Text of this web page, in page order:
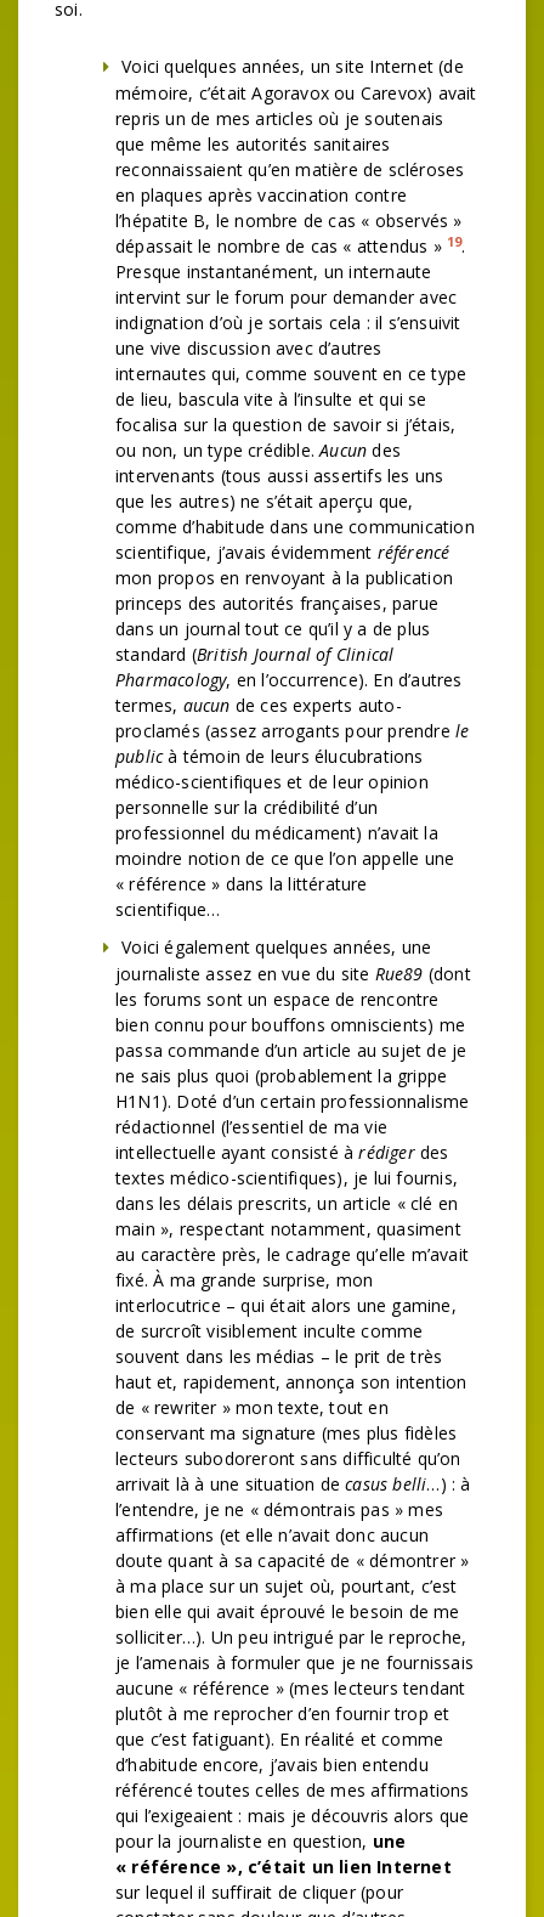
soi.
Voici quelques années, un site Internet (de
mémoire, c’était Agoravox ou Carevox) avait
repris un de mes articles où je soutenais
que même les autorités sanitaires
reconnaissaient qu’en matière de scléroses
en plaques après vaccination contre
l’hépatite B, le nombre de cas « observés »
dépassait le nombre de cas « attendus » 19.
Presque instantanément, un internaute
intervint sur le forum pour demander avec
indignation d’où je sortais cela : il s’ensuivit
une vive discussion avec d’autres
internautes qui, comme souvent en ce type
de lieu, bascula vite à l’insulte et qui se
focalisa sur la question de savoir si j’étais,
ou non, un type crédible.Aucun des
intervenants (tous aussi assertifs les uns
que les autres) ne s’était aperçu que,
comme d’habitude dans une communication
scientifique, j’avais évidemment référencé
mon propos en renvoyant à la publication
princeps des autorités françaises, parue
dans un journal tout ce qu’il y a de plus
standard (British Journal of Clinical
Pharmacology, en l’occurrence). En d’autres
termes, aucun de ces experts auto-
proclamés (assez arrogants pour prendre le
publicà témoin de leurs élucubrations
médico-scientifiques et de leur opinion
personnelle sur la crédibilité d’un
professionnel du médicament) n’avait la
moindre notion de ce que l’on appelle une
« référence » dans la littérature
scientifique…
Voici également quelques années, une
journaliste assez en vue du site Rue89 (dont
les forums sont un espace de rencontre
bien connu pour bouffons omniscients) me
passa commande d’un article au sujet de je
ne sais plus quoi (probablement la grippe
H1N1). Doté d’un certain professionnalisme
rédactionnel (l’essentiel de ma vie
intellectuelle ayant consisté àrédigerdes
textes médico-scientifiques), je lui fournis,
dans les délais prescrits, un article « clé en
main », respectant notamment, quasiment
au caractère près, le cadrage qu’elle m’avait
fixé. À ma grande surprise, mon
interlocutrice – qui était alors une gamine,
de surcroît visiblement inculte comme
souvent dans les médias – le prit de très
haut et, rapidement, annonça son intention
de « rewriter » mon texte, tout en
conservant ma signature (mes plus fidèles
lecteurs subodoreront sans difficulté qu’on
arrivait là à une situation decasus belli…) : à
l’entendre, je ne « démontrais pas » mes
affirmations (et elle n’avait donc aucun
doute quant à sa capacité de « démontrer »
à ma place sur un sujet où, pourtant, c’est
bien elle qui avait éprouvé le besoin de me
solliciter…). Un peu intrigué par le reproche,
je l’amenais à formuler que je ne fournissais
aucune « référence » (mes lecteurs tendant
plutôt à me reprocher d’en fournir trop et
que c’est fatiguant). En réalité et comme
d’habitude encore, j’avais bien entendu
référencé toutes celles de mes affirmations
qui l’exigeaient : mais je découvris alors que
pour la journaliste en question, une
« référence », c’était un lien Internet
sur lequel il suffirait de cliquer (pour